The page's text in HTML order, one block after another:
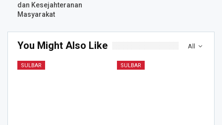
dan Kesejahteranan
Masyarakat
All
You Might Also Like
SULBAR SULBAR